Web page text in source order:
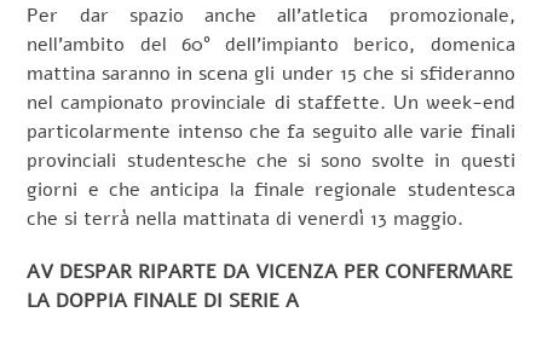
Per dar spazio anche all’atletica promozionale,
nell’ambito del 60° dell’impianto berico, domenica
mattina saranno in scena gli under 15 che si sfideranno
nel campionato provinciale di staffette. Un week-end
particolarmente intenso che fa seguito alle varie finali
provinciali studentesche che si sono svolte in questi
giorni e che anticipa la finale regionale studentesca
che si terrà nella mattinata di venerdì 13 maggio.
AV DESPAR RIPARTE DA VICENZA PER CONFERMARE
LA DOPPIA FINALE DI SERIE A